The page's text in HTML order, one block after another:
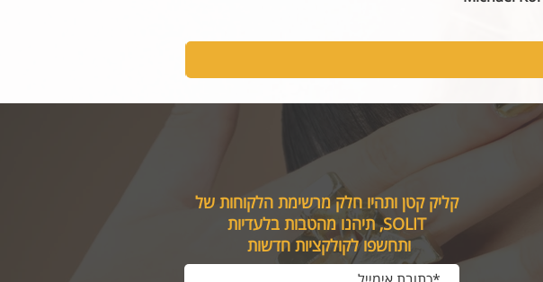
קליק קטן ותהיו חלק מרשימת הלקוחות של
SOLIT, תיהנו מהטבות בלעדיות
ותחשפו לקולקציות חדשות